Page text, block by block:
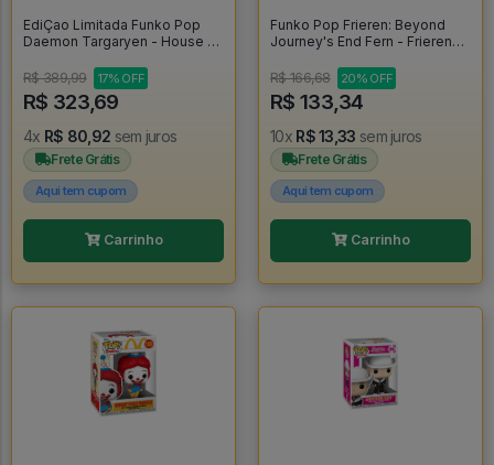
EdiÇao Limitada Funko Pop
Daemon Targaryen - House Of
R$ 389,99
17% OFF
R$ 323,69
4x R$ 80,92 sem juros
Frete Grátis
Aqui tem cupom
Carrinho
Funko Pop Frieren: Beyond
Journey's End Fern - Frieren
R$ 166,68
20% OFF
R$ 133,34
10x R$ 13,33 sem juros
Frete Grátis
Aqui tem cupom
Carrinho